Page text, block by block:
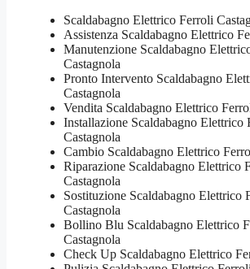
Scaldabagno Elettrico Ferroli
Assistenza Scaldabagno Elettrico
Manutenzione Scaldabagno
Castagnola
Pronto Intervento Scaldabagno
Castagnola
Vendita Scaldabagno Elettrico
Installazione Scaldabagno Elettrico
Castagnola
Cambio Scaldabagno Elettrico
Riparazione Scaldabagno Elettrico
Castagnola
Sostituzione Scaldabagno Elettrico
Castagnola
Bollino Blu Scaldabagno Elettrico
Castagnola
Check Up Scaldabagno Elettrico